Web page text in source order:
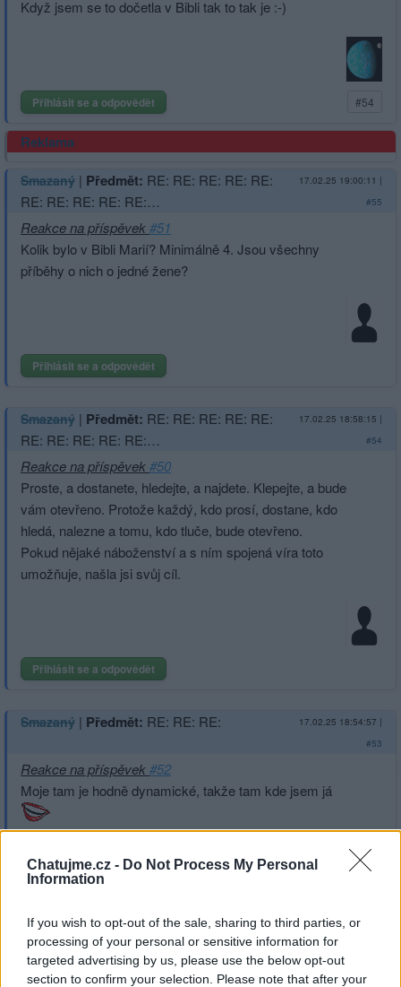
Chatujme.cz - Do Not Process My Personal
Information
If you wish to opt-out of the sale, sharing to third parties, or
processing of your personal or sensitive information for
targeted advertising by us, please use the below opt-out
section to confirm your selection. Please note that after your
Když jsem se to dočetla v Bibli tak to tak je :-)
Přihlásit se a odpovědět #54
Reklama
Smazaný | Předmět: RE: RE: RE: RE: RE:
RE: RE: RE: RE: RE:…
17.02.25 19:00:11 |
#55
Reakce na příspěvek#51
Kolik bylo v Bibli Marií? Minimálně 4. Jsou všechny
příběhy o nich o jedné žene?
Přihlásit se a odpovědět
Smazaný | Předmět: RE: RE: RE: RE: RE:
RE: RE: RE: RE: RE:…
17.02.25 18:58:15 |
#54
Reakce na příspěvek#50
Proste, a dostanete, hledejte, a najdete. Klepejte, a bude
vám otevřeno. Protože každý, kdo prosí, dostane, kdo
hledá, nalezne a tomu, kdo tluče, bude otevřeno.
Pokud nějaké náboženství a s ním spojená víra toto
umožňuje, našla jsi svůj cíl.
Přihlásit se a odpovědět
Smazaný | Předmět: RE: RE: RE: 17.02.25 18:54:57 |
#53
Reakce na příspěvek#52
Moje tam je hodně dynamické, takže tam kde jsem já
nevimzevim |Předmět: RE: RE: 17.02.25 18:08:57